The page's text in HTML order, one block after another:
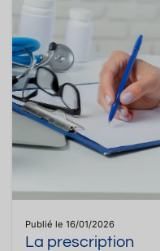
Publié le 16/01/2026
La prescription